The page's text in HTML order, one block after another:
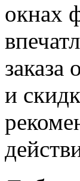
окнах
и